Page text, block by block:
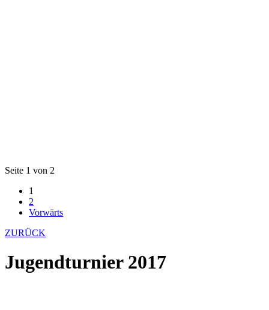
Seite 1 von 2
1
2
Vorwärts
ZURÜCK
Jugendturnier 2017